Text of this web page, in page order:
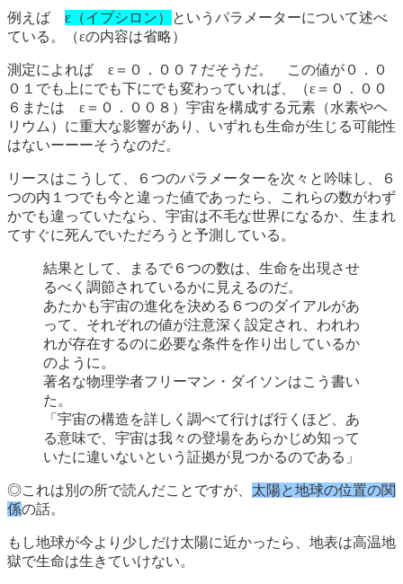
例えば ε（イプシロン）
というパラメーターについて述べ
ている。（εの内容は省略）
測定によれば ε＝０．００７だそうだ。 この値が０．０
０１でも上にでも下にでも変わっていれば、（ε＝０．００
６または ε＝０．００８）宇宙を構成する元素（水素やヘ
リウム）に重大な影響があり、いずれも生命が生じる可能性
はないーーーそうなのだ。
リースはこうして、６つのパラメーターを次々と吟味し、６
つの内１つでも今と違った値であったら、これらの数がわず
かでも違っていたなら、宇宙は不毛な世界になるか、生まれ
てすぐに死んでいただろうと予測している。
結果として、まるで６つの数は、生命を出現させ
るべく調節されているかに見えるのだ。
あたかも宇宙の進化を決める６つのダイアルがあ
って、それぞれの値が注意深く設定され、われわ
れが存在するのに必要な条件を作り出しているか
のように。
著名な物理学者フリーマン・ダイソンはこう書い
た。
「宇宙の構造を詳しく調べて行けば行くほど、あ
る意味で、宇宙は我々の登場をあらかじめ知って
いたに違いないという証拠が見つかるのである」
◎これは別の所で読んだことですが、 太陽と地球の位置の関
係の話。
もし地球が今より少しだけ太陽に近かったら、地表は高温地
獄で生命は生きていけない。